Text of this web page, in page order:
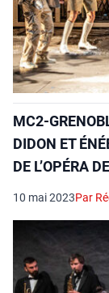
MC2-
DIDON ET
DE L’OPÉRA
10 mai 2023Par